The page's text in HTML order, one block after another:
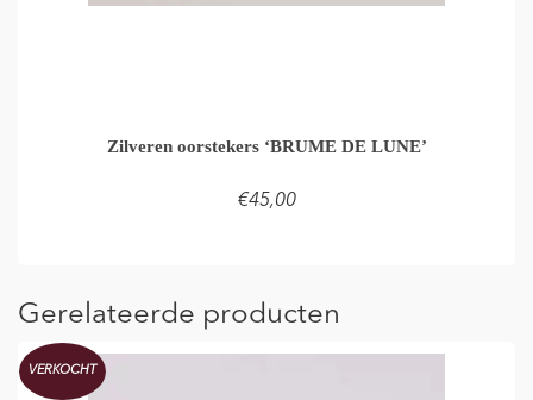
Zilveren oorstekers ‘BRUME DE LUNE’
€45,00
Gerelateerde producten
VERKOCHT